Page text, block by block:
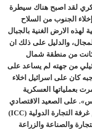
لقد اصبح هناك سيطرة
الجنوب من السلاح
الارض الغنية بالجبال
والدليل على ذلك ان
كانت من منطقة شمال
من جهته لم يساعد على
كان على اسرائيل اخلاء
بعملياتها العسكرية
على الصعيد الاقتصادي
التجارة الدولية (ICC
)
والصناعة والزراعة